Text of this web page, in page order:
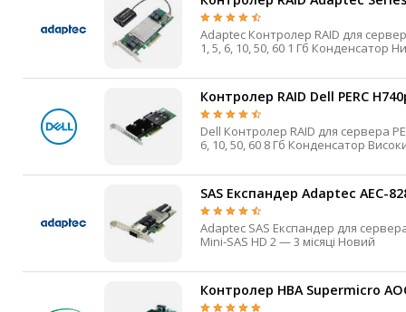
IP-камери
Автономне живлення
Автоматичні вимикачі
Інвертори напруги
Акумулятори для ДБЖ
Adaptec Контролер RAID для сервера Series 8 HHHL 12 Гбіт/с SAS / SATA Mini-SAS HD 4 0,
Контролер RAID Dell PERC
Dell Контролер RAID для сервера PERC HHHL 12 Гбіт/с SAS / SATA Mini-SAS HD 2 32 0, 1, 5,
SAS Експандер Adaptec AEC-
Adaptec SAS Експандер для сервера HHHL 12 Гбіт/с SAS / SATA Mini-SAS HD 7 External
Mini-SAS HD 2 — 3 місяці Новий
Контролер HBA Supermicro